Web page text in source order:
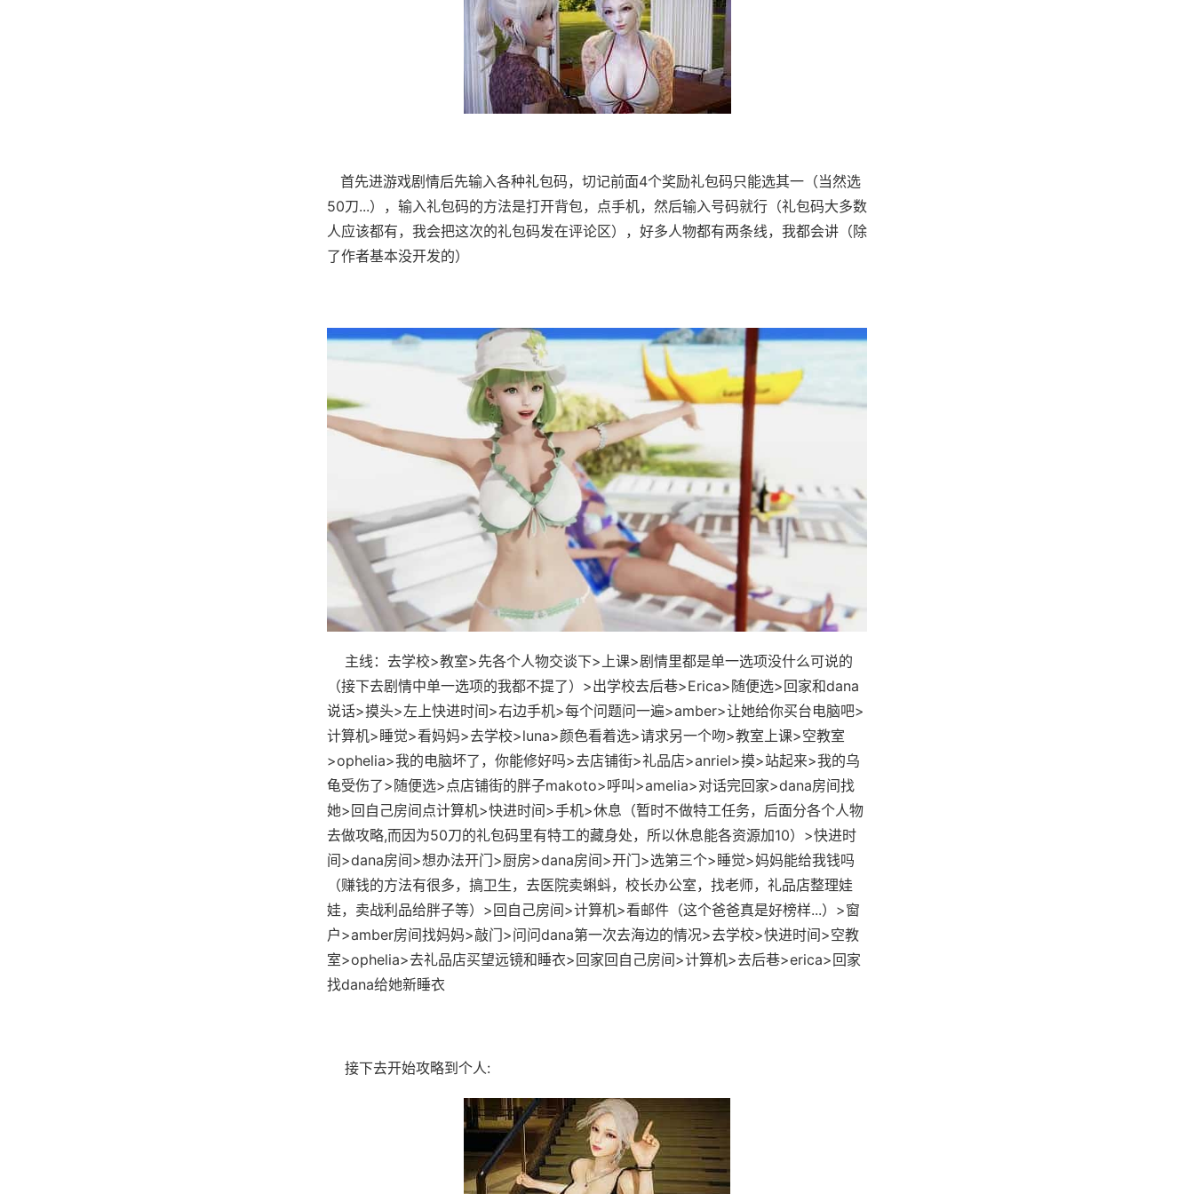
首先进游戏剧情后先输入各种礼包码，切记前面4个奖励礼包码只能选其一（当然选
50刀...），输入礼包码的方法是打开背包，点手机，然后输入号码就行（礼包码大多数
人应该都有，我会把这次的礼包码发在评论区），好多人物都有两条线，我都会讲（除
了作者基本没开发的）
主线：去学校>教室>先各个人物交谈下>上课>剧情里都是单一选项没什么可说的
（接下去剧情中单一选项的我都不提了）>出学校去后巷>Erica>随便选>回家和dana
说话>摸头>左上快进时间>右边手机>每个问题问一遍>amber>让她给你买台电脑吧>
计算机>睡觉>看妈妈>去学校>luna>颜色看着选>请求另一个吻>教室上课>空教室
>ophelia>我的电脑坏了，你能修好吗>去店铺街>礼品店>anriel>摸>站起来>我的乌
龟受伤了>随便选>点店铺街的胖子makoto>呼叫>amelia>对话完回家>dana房间找
她>回自己房间点计算机>快进时间>手机>休息（暂时不做特工任务，后面分各个人物
去做攻略,而因为50刀的礼包码里有特工的藏身处，所以休息能各资源加10）>快进时
间>dana房间>想办法开门>厨房>dana房间>开门>选第三个>睡觉>妈妈能给我钱吗
（赚钱的方法有很多，搞卫生，去医院卖蝌蚪，校长办公室，找老师，礼品店整理娃
娃，卖战利品给胖子等）>回自己房间>计算机>看邮件（这个爸爸真是好榜样...）>窗
户>amber房间找妈妈>敲门>问问dana第一次去海边的情况>去学校>快进时间>空教
室>ophelia>去礼品店买望远镜和睡衣>回家回自己房间>计算机>去后巷>erica>回家
找dana给她新睡衣
接下去开始攻略到个人: